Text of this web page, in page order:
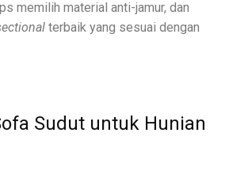
memilih material anti-jamur, dan
terbaik yang sesuai dengan
Sudut untuk Hunian